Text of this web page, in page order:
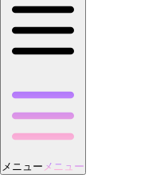
メニュー メニュー